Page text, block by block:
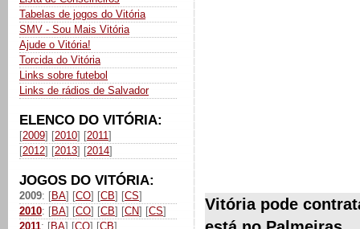
Tabelas de jogos do Vitória
SMV - Sou Mais Vitória
Ajude o Vitória!
Torcida do Vitória
Links sobre futebol
Links de rádios de Salvador
ELENCO DO VITÓRIA:
[2009] [2010] [2011]
[2012] [2013] [2014]
JOGOS DO VITÓRIA:
2009: [BA] [CO] [CB] [CS]
2010: [BA] [CO] [CB] [CN] [CS]
2011: [BA] [CO] [CB]
Vitória pode